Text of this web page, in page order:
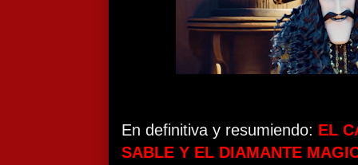
En definitiva y resumiendo: EL
SABLE Y EL DIAMANTE